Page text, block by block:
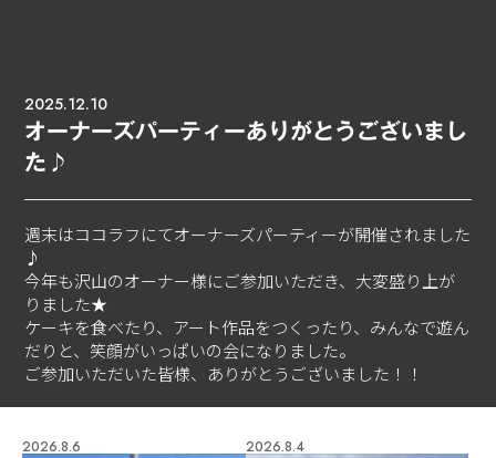
2025.12.10
オーナーズパーティーありがとうございまし
た♪
週末はココラフにてオーナーズパーティーが開催されました
♪
今年も沢山のオーナー様にご参加いただき、大変盛り上が
りました★
ケーキを食べたり、アート作品をつくったり、みんなで遊ん
だりと、笑顔がいっぱいの会になりました。
ご参加いただいた皆様、ありがとうございました！！
2026.8.6 2026.8.4